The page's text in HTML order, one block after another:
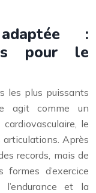
:
pour le
les plus puissants
agit comme un
le
Après
records, mais de
d’exercice
l’endurance et la